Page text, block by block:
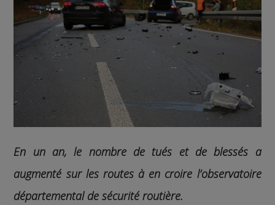
En un an, le nombre de tués et de blessés a
augmenté sur les routes à en croire l’observatoire
départemental de sécurité routière.